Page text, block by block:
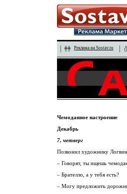
Реклама на Sostav.ru
Чемоданное настроение
Декабрь
7, четверг
Позвонил художнику
– Говорят, ты ищешь
– Брателло, а у тебя есть?
– Могу предложить